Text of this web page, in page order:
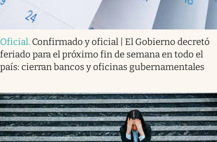
Oficial. Confirmado y oficial | El Gobierno decretó
feriado para el próximo fin de semana en todo el
país: cierran bancos y oficinas gubernamentales